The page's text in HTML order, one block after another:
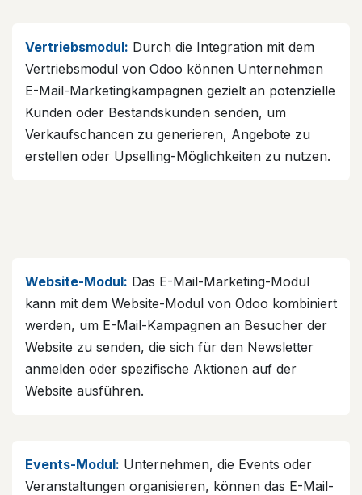
Vertriebsmodul: Durch die Integration mit dem
Vertriebsmodul von Odoo können Unternehmen
E-Mail-Marketingkampagnen gezielt an potenzielle
Kunden oder Bestandskunden senden, um
Verkaufschancen zu generieren, Angebote zu
erstellen oder Upselling-Möglichkeiten zu nutzen.
Website-Modul: Das E-Mail-Marketing-Modul
kann mit dem Website-Modul von Odoo kombiniert
werden, um E-Mail-Kampagnen an Besucher der
Website zu senden, die sich für den Newsletter
anmelden oder spezifische Aktionen auf der
Website ausführen.
Events-Modul: Unternehmen, die Events oder
Veranstaltungen organisieren, können das E-Mail-